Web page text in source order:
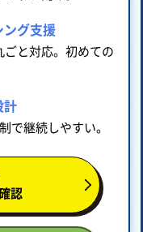
グ支援
と対応。初めての
計
で継続しやすい。
認